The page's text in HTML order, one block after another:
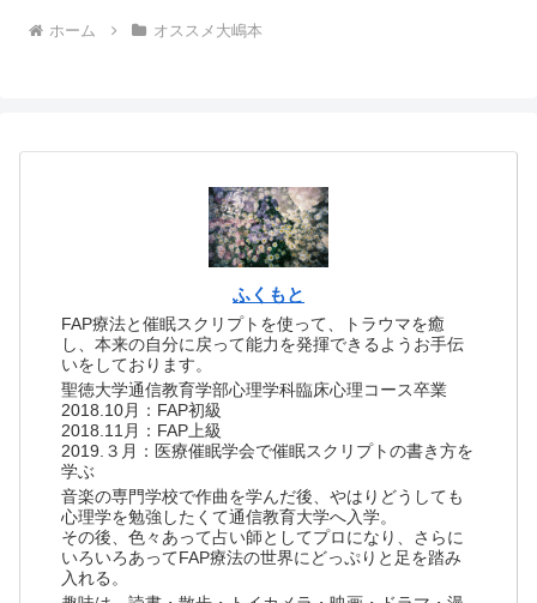
ホーム オススメ大嶋本
ふくもと
FAP療法と催眠スクリプトを使って、トラウマを癒
し、本来の自分に戻って能力を発揮できるようお手伝
いをしております。
聖徳大学通信教育学部心理学科臨床心理コース卒業
2018.10月：FAP初級
2018.11月：FAP上級
2019.３月：医療催眠学会で催眠スクリプトの書き方を
学ぶ
音楽の専門学校で作曲を学んだ後、やはりどうしても
心理学を勉強したくて通信教育大学へ入学。
その後、色々あって占い師としてプロになり、さらに
いろいろあってFAP療法の世界にどっぷりと足を踏み
入れる。